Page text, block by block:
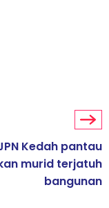
Kedah pantau
murid terjatuh
bangunan